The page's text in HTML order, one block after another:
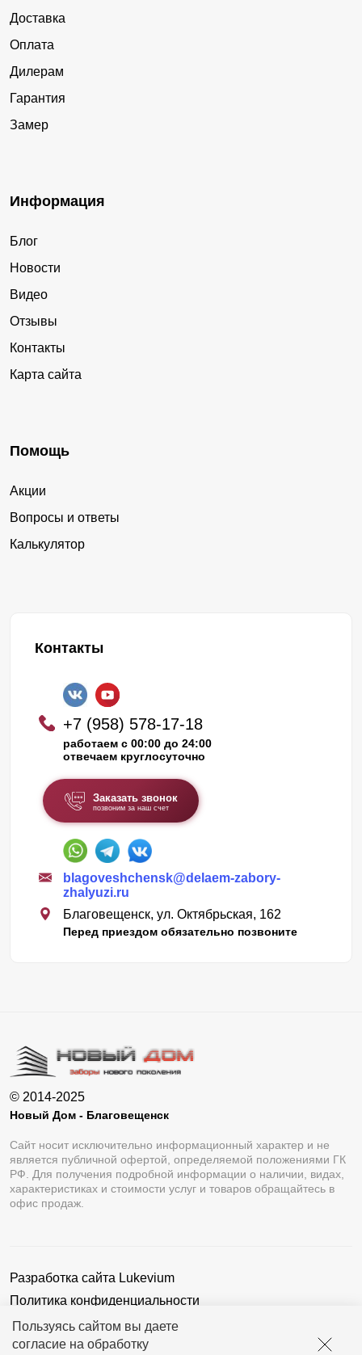
Пользуясь сайтом вы даете
согласие на обработку
Доставка
Оплата
Дилерам
Гарантия
Замер
Информация
Блог
Новости
Видео
Отзывы
Контакты
Карта сайта
Помощь
Акции
Вопросы и ответы
Калькулятор
Контакты
+7 (958) 578-17-18
работаем с 00:00 до 24:00
отвечаем круглосуточно
Заказать звонок
позвоним за наш счет
blagoveshchensk@delaem-zabory-
zhalyuzi.ru
Благовещенск, ул. Октябрьская, 162
Перед приездом обязательно позвоните
© 2014-2025
Новый Дом - Благовещенск
Сайт носит исключительно информационный характер и не
является публичной офертой, определяемой положениями ГК
РФ. Для получения подробной информации о наличии, видах,
характеристиках и стоимости услуг и товаров обращайтесь в
офис продаж.
Разработка сайта Lukevium
Политика конфиденциальности
Пользовательское соглашение